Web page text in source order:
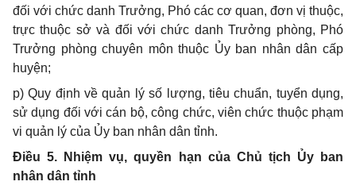
đối với chức danh Trưởng, Phó các cơ quan, đơn vị thuộc,
trực thuộc sở và đối với chức danh Trưởng phòng, Phó
Trưởng phòng chuyên môn thuộc Ủy ban nhân dân cấp
huyện;
p) Quy định về quản lý số lượng, tiêu chuẩn, tuyển dụng,
sử dụng đối với cán bộ, công chức, viên chức thuộc phạm
vi quản lý của Ủy ban nhân dân tỉnh.
Điều 5. Nhiệm vụ, quyền hạn của Chủ tịch Ủy ban
nhân dân tỉnh